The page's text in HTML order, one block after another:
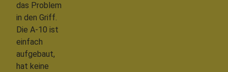
das Problem
in den Griff.
Die A-10 ist
einfach
aufgebaut,
hat keine